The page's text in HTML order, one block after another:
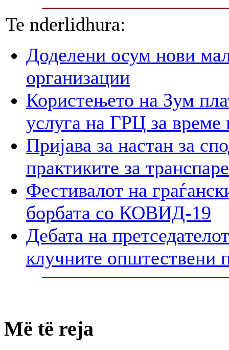
Te nderlidhura:
Доделени осум нови
организации
Користењето на Зум
услуга на ГРЦ за време
Пријава за настан за
практиките за
Фестивалот на
борбата со КОВИД-19
Дебата на
клучните општествени
Më të reja